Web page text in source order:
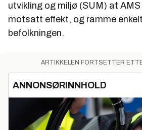
utvikling og miljø (SUM) at
motsatt effekt, og ramme
befolkningen.
ARTIKKELEN FORTSETTER
ANNONSØRINNHOLD